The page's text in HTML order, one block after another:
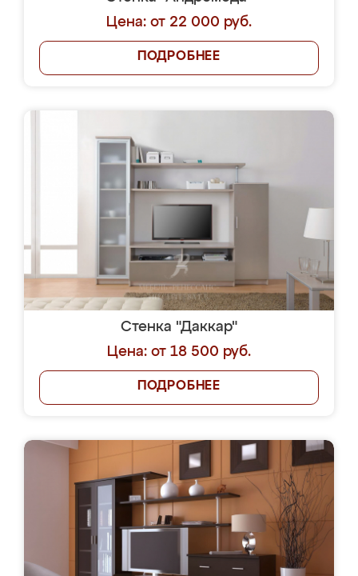
Цена: от 22 000 руб.
ПОДРОБНЕЕ
Стенка "Даккар"
Цена: от 18 500 руб.
ПОДРОБНЕЕ